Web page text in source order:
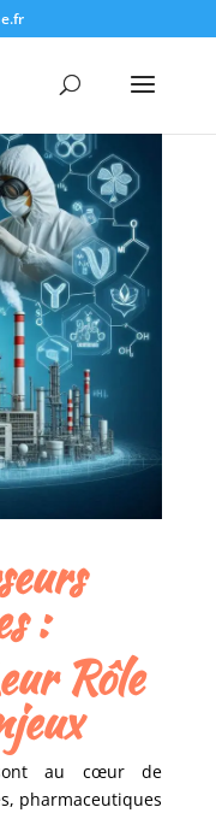
:
Rôle
sont au cœur de
pharmaceutiques